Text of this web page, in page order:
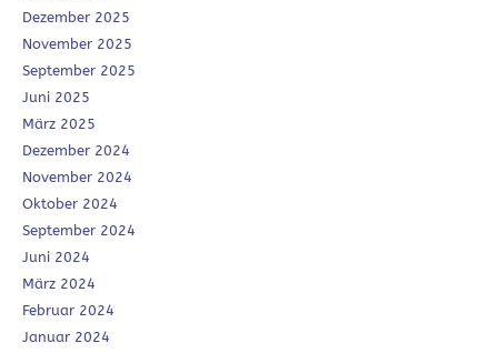
Dezember 2025
November 2025
September 2025
Juni 2025
März 2025
Dezember 2024
November 2024
Oktober 2024
September 2024
Juni 2024
März 2024
Februar 2024
Januar 2024